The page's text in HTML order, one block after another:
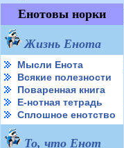
Енотовы норки
Жизнь Енота
Мысли Енота
Всякие полезности
Поваренная книга
Е-нотная тетрадь
Сплошное енотство
То, что Енот